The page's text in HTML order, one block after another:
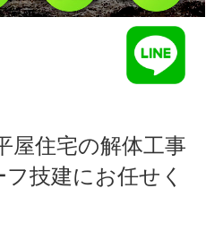
屋住宅の解体工事
技建にお任せく